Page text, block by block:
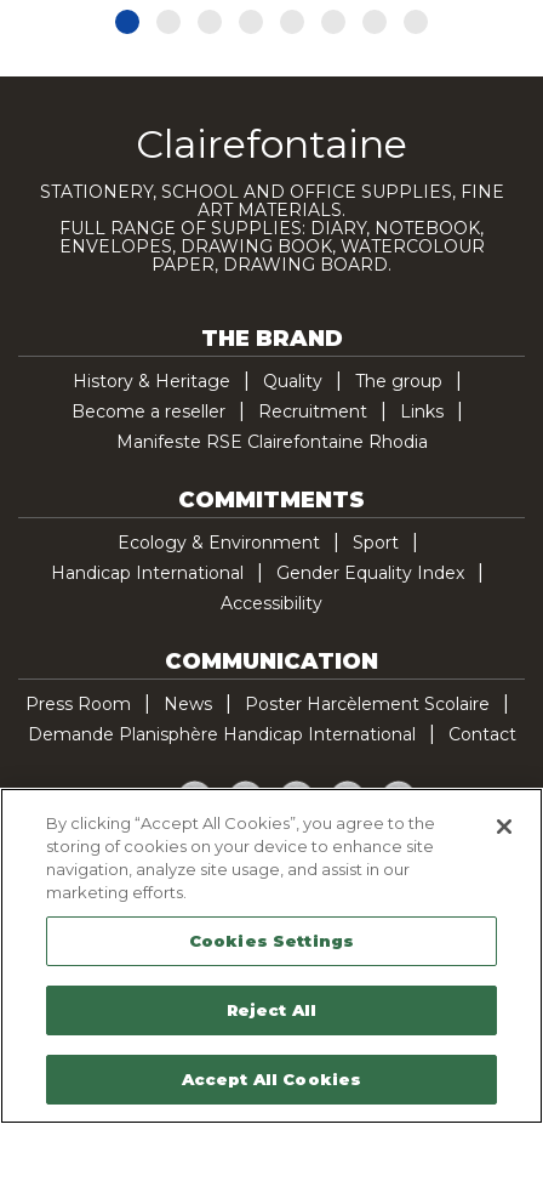
Clairefontaine
STATIONERY, SCHOOL AND OFFICE SUPPLIES, FINE
ART MATERIALS.
FULL RANGE OF SUPPLIES: DIARY, NOTEBOOK,
ENVELOPES, DRAWING BOOK, WATERCOLOUR
PAPER, DRAWING BOARD.
THE BRAND
History & Heritage Quality
The group
Become a reseller
Recruitment
Links
Manifeste RSE Clairefontaine Rhodia
COMMITMENTS
Ecology & Environment
Sport
Handicap International
Gender Equality Index
Accessibility
COMMUNICATION
Press Room News
Poster Harcèlement Scolaire
Demande Planisphère Handicap International
Contact
Facebook
TwitterYouTubePinterestTikTok
Cookie Policy
Legal Notice
Sitemap
Contactez-nous
By clicking “Accept All Cookies”, you agree to the
storing of cookies on your device to enhance site
navigation, analyze site usage, and assist in our
marketing efforts.
Cookies Settings
Reject All
Accept All Cookies